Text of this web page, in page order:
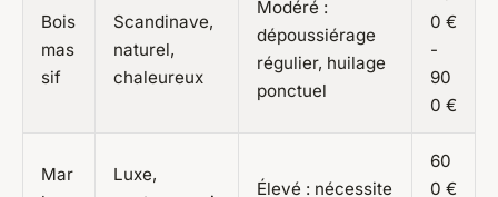
Bois
mas
sif
Scandinave,
naturel,
chaleureux
Modéré :
dépoussiérage
régulier, huilage
ponctuel
0 €
-
90
0 €
Mar
Luxe,
Élevé : nécessite
60
0 €